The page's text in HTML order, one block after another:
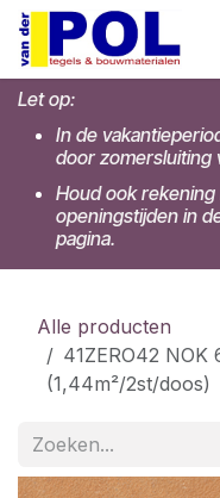
Overslaan naar inhoud
Let op:
In de
door zomersluiting
Houd ook
openingstijden in
pagina.
Alle producten
41ZERO42 NOK
(1,44m²/2st/doos)